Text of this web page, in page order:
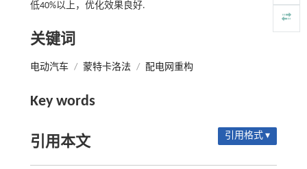
低40%以上，优化效果良好.
关键词
电动汽车 / 蒙特卡洛法 / 配电网重构
Key words
引用本文 引用格式 ▾